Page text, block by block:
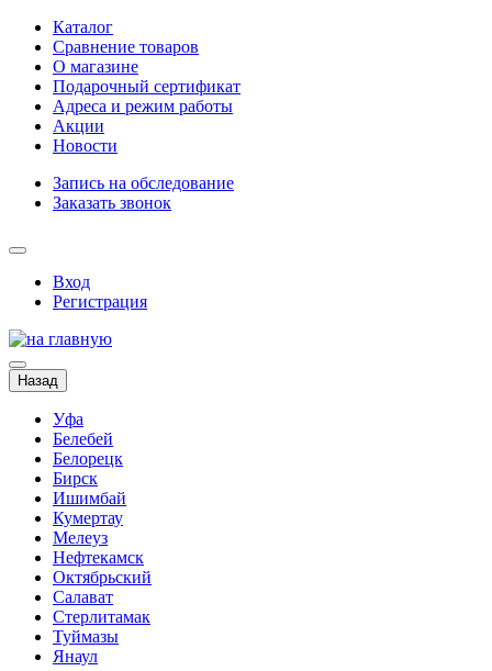
Каталог
Сравнение товаров
О магазине
Подарочный сертификат
Адреса и режим работы
Акции
Новости
Запись на обследование
Заказать звонок
Вход
Регистрация
Назад
Уфа
Белебей
Белорецк
Бирск
Ишимбай
Кумертау
Мелеуз
Нефтекамск
Октябрьский
Салават
Стерлитамак
Туймазы
Янаул